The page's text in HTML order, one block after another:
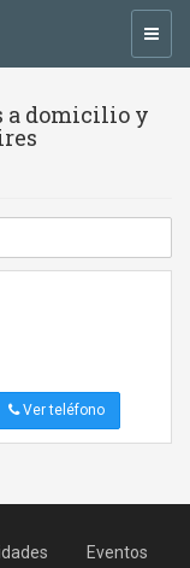
a domicilio y
Ver teléfono
Eventos